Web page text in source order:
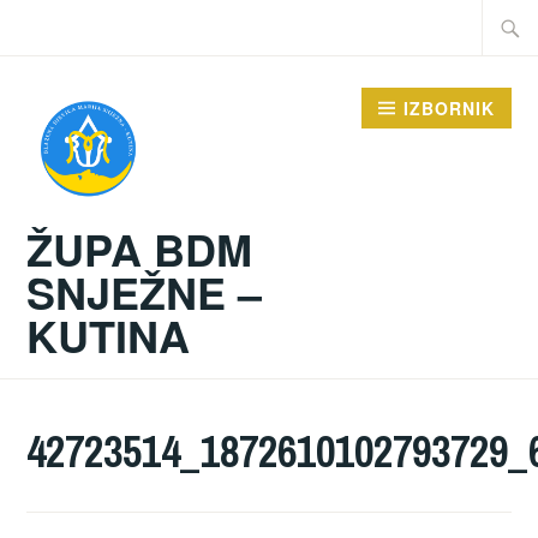
Traži:
ŽUPA BDM
SNJEŽNE –
KUTINA
IZBORNIK